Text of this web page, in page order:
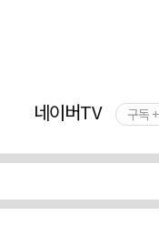
네이버TV 구독 +